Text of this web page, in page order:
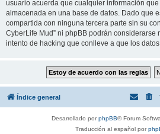
usuario acuerda que cualquier información
almacenada en una base de datos. Dado que
compartida con ninguna tercera parte sin su
CyberLife Mud” ni phpBB podrán
intento de hacking que conlleve a que los
Índice general
Desarrollado porphpBB® Forum
Traducción al español por